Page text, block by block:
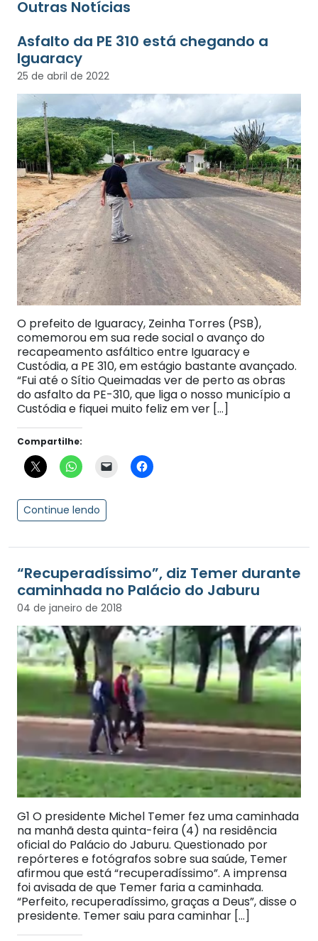
Outras Notícias
Asfalto da PE 310 está chegando a
Iguaracy
25 de abril de 2022
O prefeito de Iguaracy, Zeinha Torres (PSB),
comemorou em sua rede social o avanço do
recapeamento asfáltico entre Iguaracy e
Custódia, a PE 310, em estágio bastante avançado.
“Fui até o Sítio Queimadas ver de perto as obras
do asfalto da PE-310, que liga o nosso município a
Custódia e fiquei muito feliz em ver […]
Compartilhe:
Continue lendo
“Recuperadíssimo”, diz Temer durante
caminhada no Palácio do Jaburu
04 de janeiro de 2018
G1 O presidente Michel Temer fez uma caminhada
na manhã desta quinta-feira (4) na residência
oficial do Palácio do Jaburu. Questionado por
repórteres e fotógrafos sobre sua saúde, Temer
afirmou que está “recuperadíssimo”. A imprensa
foi avisada de que Temer faria a caminhada.
“Perfeito, recuperadíssimo, graças a Deus”, disse o
presidente. Temer saiu para caminhar […]